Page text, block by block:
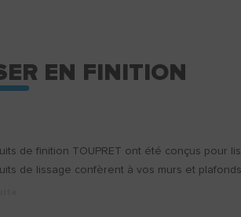
EN FINITION
de finition TOUPRET ont été conçus pour
de lissage confèrent à vos murs et